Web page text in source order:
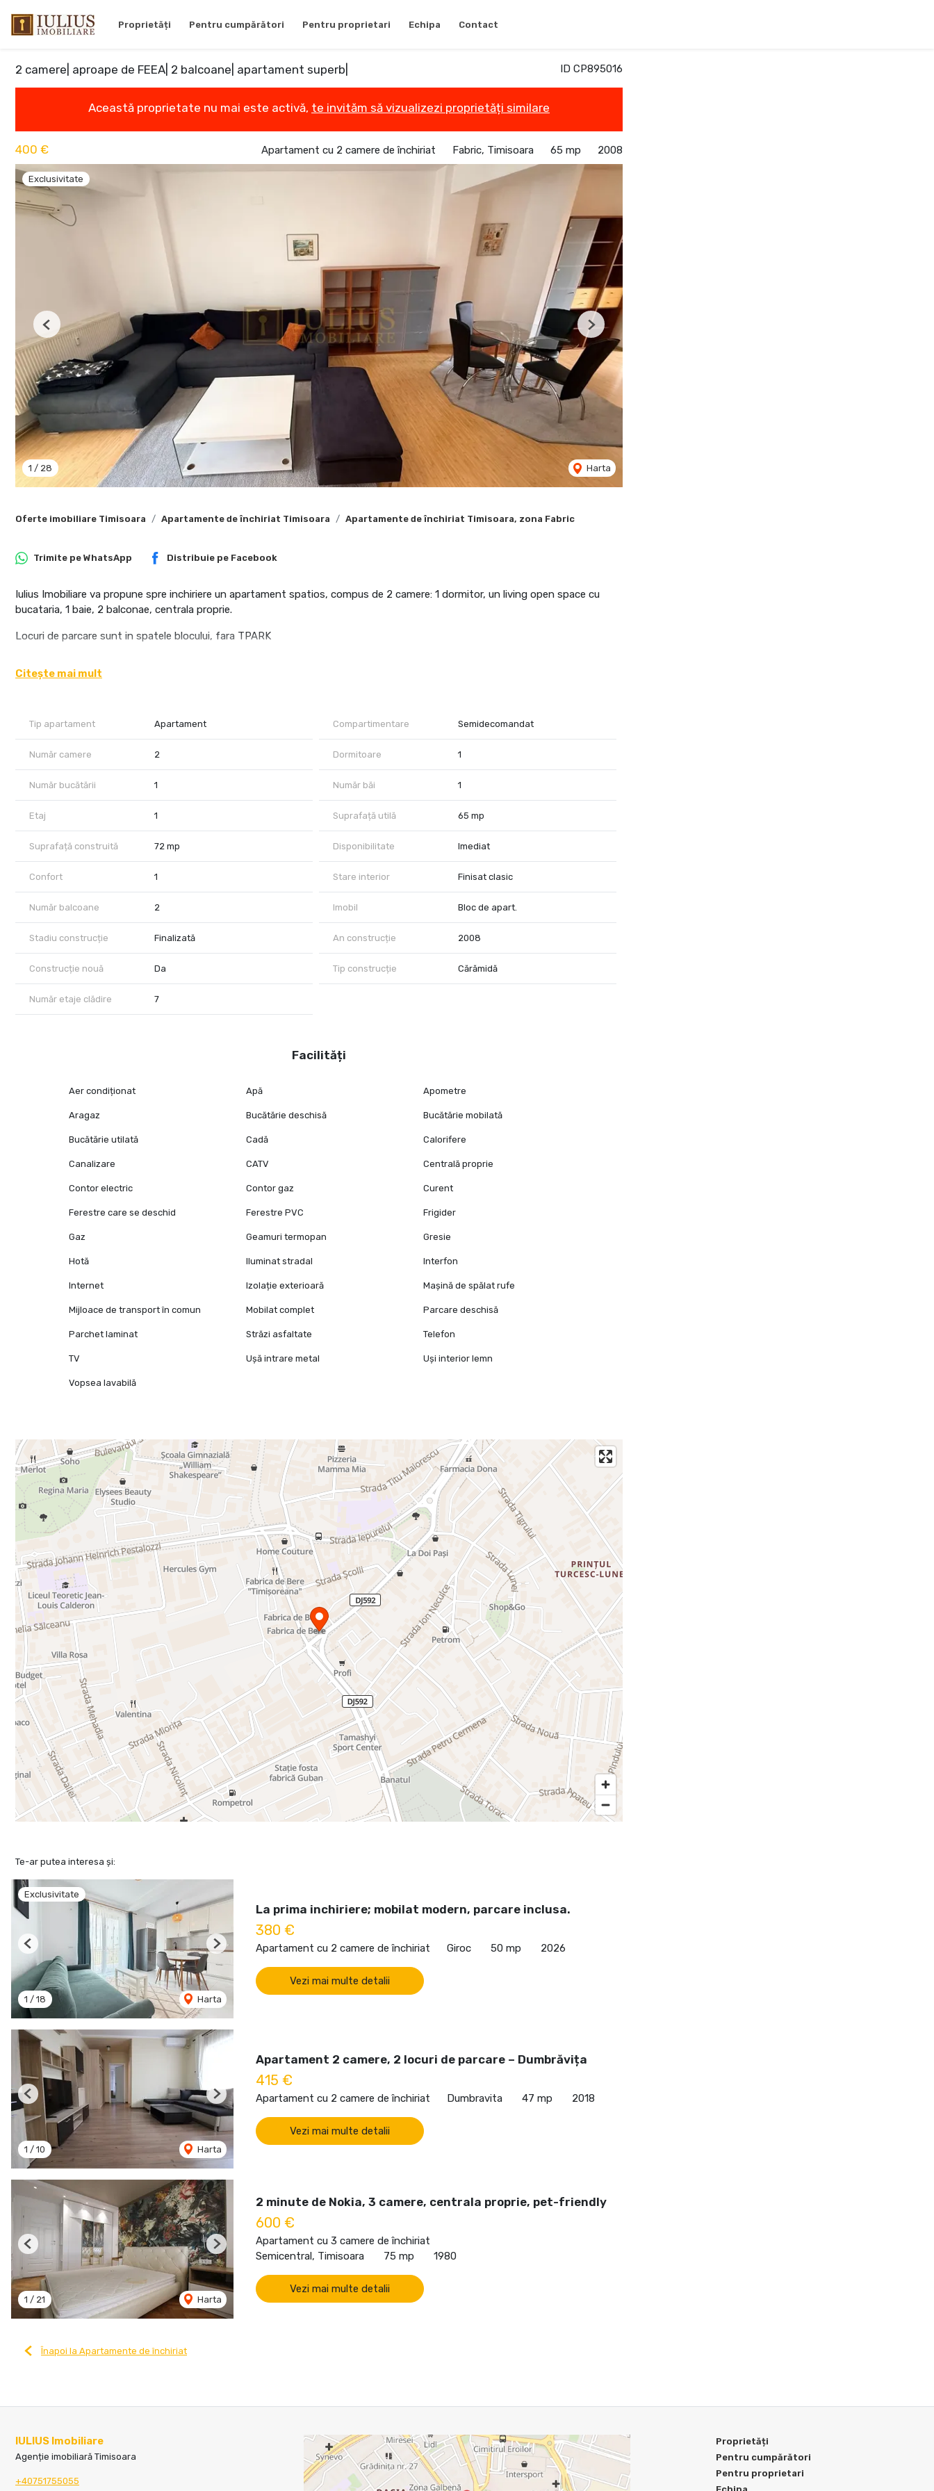
Proprietăți Pentru cumpărători Pentru proprietari Echipa Contact
ID CP895016
2 camere| aproape de FEEA| 2 balcoane| apartament superb|
Această proprietate nu mai este activă, te invităm să vizualizezi proprietăți similare
400 € Apartament cu 2 camere de închiriat Fabric, Timisoara 65 mp 2008
Exclusivitate
1 / 28 Harta
Previous Next
Oferte imobiliare Timisoara Apartamente de închiriat Timisoara Apartamente de închiriat Timisoara, zona Fabric
Trimite pe WhatsApp Distribuie pe Facebook
Iulius Imobiliare va propune spre inchiriere un apartament spatios, compus de 2 camere: 1 dormitor, un living open space cu
bucataria, 1 baie, 2 balconae, centrala proprie.
Locuri de parcare sunt in spatele blocului, fara TPARK
Citește mai mult
Tip apartament Apartament Compartimentare Semidecomandat
Număr camere 2 Dormitoare 1
Număr bucătării 1 Număr băi 1
Etaj 1 Suprafață utilă 65 mp
Suprafață construită 72 mp Disponibilitate Imediat
Confort 1 Stare interior Finisat clasic
Număr balcoane 2 Imobil Bloc de apart.
Stadiu construcție Finalizată An construcție 2008
Construcție nouă Da Tip construcție Cărămidă
Număr etaje clădire 7
Facilități
Aer condiționat Apă Apometre
Aragaz Bucătărie deschisă Bucătărie mobilată
Bucătărie utilată Cadă Calorifere
Canalizare CATV Centrală proprie
Contor electric Contor gaz Curent
Ferestre care se deschid Ferestre PVC Frigider
Gaz Geamuri termopan Gresie
Hotă Iluminat stradal Interfon
Internet Izolație exterioară Mașină de spălat rufe
Mijloace de transport în comun Mobilat complet Parcare deschisă
Parchet laminat Străzi asfaltate Telefon
TV Ușă intrare metal Uși interior lemn
Vopsea lavabilă
Te-ar putea interesa și:
Exclusivitate
1 / 18 Harta
Previous Next
La prima inchiriere; mobilat modern, parcare inclusa.
380 €
Apartament cu 2 camere de închiriat Giroc 50 mp 2026
Vezi mai multe detalii
1 / 10 Harta
Previous Next
Apartament 2 camere, 2 locuri de parcare – Dumbrăvița
415 €
Apartament cu 2 camere de închiriat Dumbravita 47 mp 2018
Vezi mai multe detalii
1 / 21 Harta
Previous Next
2 minute de Nokia, 3 camere, centrala proprie, pet-friendly
600 €
Apartament cu 3 camere de închiriat
Semicentral, Timisoara
75 mp 1980
Vezi mai multe detalii
Înapoi la Apartamente de închiriat
IULIUS Imobiliare
Agenție imobiliară Timisoara
+40751755055
Proprietăți
Pentru cumpărători
Pentru proprietari
Echipa